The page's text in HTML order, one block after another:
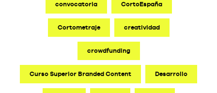
convocatoria CortoEspaña
Cortometraje creatividad
crowdfunding
Curso Superior Branded Content Desarrollo